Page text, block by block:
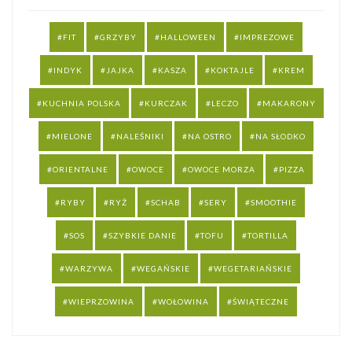
FIT GRZYBY HALLOWEEN IMPREZOWE
INDYK JAJKA KASZA KOKTAJLE KREM
KUCHNIA POLSKA KURCZAK LECZO MAKARONY
MIELONE NALEŚNIKI NA OSTRO NA SŁODKO
ORIENTALNE OWOCE OWOCE MORZA PIZZA
RYBY RYŻ SCHAB SERY SMOOTHIE
SOS SZYBKIE DANIE TOFU TORTILLA
WARZYWA WEGAŃSKIE WEGETARIAŃSKIE
WIEPRZOWINA WOŁOWINA ŚWIĄTECZNE